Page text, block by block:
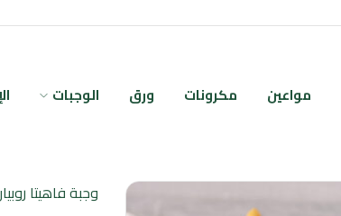
مواعين مكرونات ورق الوجبات
وجبة فاهيتا